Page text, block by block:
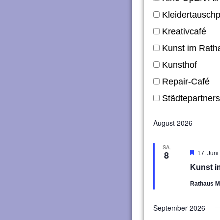
Kreativcafé
Kunst im
Kunsthof
Repair-Café
August 2026
SA.
8
Kunst
17. Juni
Rathaus
September 2026